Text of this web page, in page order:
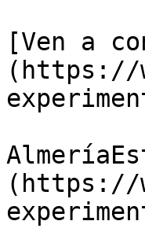
[Ven a
(https://
(https://